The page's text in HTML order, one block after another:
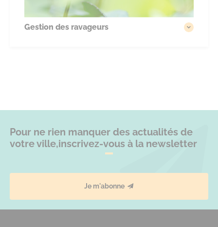
Gestion des ravageurs
Pour ne rien manquer des actualités de
votre ville,inscrivez-vous à la newsletter
Je m'abonne